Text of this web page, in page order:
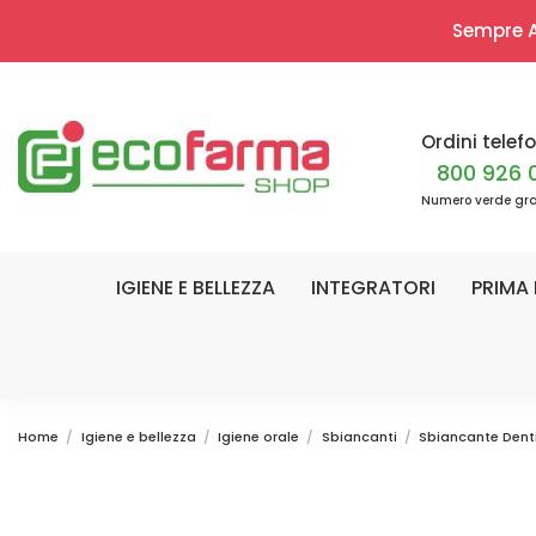
Sempre
Ordini
800 926
Numero verde
IGIENE E BELLEZZA INTEGRATORI PRIMA
Home Igiene e bellezza Igiene orale Sbiancanti Sbiancante